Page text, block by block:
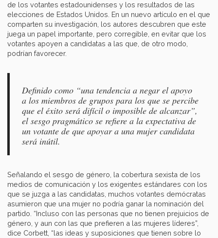
de los votantes estadounidenses y los resultados de las
elecciones de Estados Unidos. En un nuevo artículo en el que
comparten su investigación, los autores descubren que este
juega un papel importante, pero corregible, en evitar que los
votantes apoyen a candidatas a las que, de otro modo,
podrían favorecer.
Definido como “una tendencia a negar el apoyo
a los miembros de grupos para los que se percibe
que el éxito será difícil o imposible de alcanzar”,
el sesgo pragmático se refiere a la expectativa de
un votante de que apoyar a una mujer candidata
será inútil.
Señalando el sesgo de género, la cobertura sexista de los
medios de comunicación y los exigentes estándares con los
que se juzga a las candidatas, muchos votantes demócratas
asumieron que una mujer no podría ganar la nominación del
partido. “Incluso con las personas que no tienen prejuicios de
género, y aun con las que prefieren a las mujeres líderes”,
dice Corbett, “las ideas y suposiciones que tienen sobre lo